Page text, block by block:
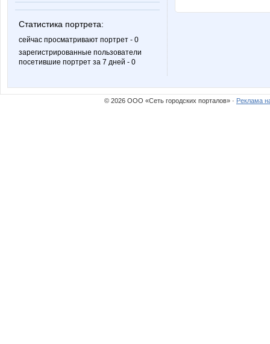
Статистика портрета:
сейчас просматривают портрет - 0
зарегистрированные пользователи
посетившие портрет за 7 дней - 0
© 2026 ООО «Сеть городских порталов» · Реклама